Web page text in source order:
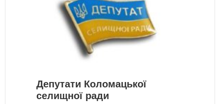
Депутати Коломацької
селищної ради